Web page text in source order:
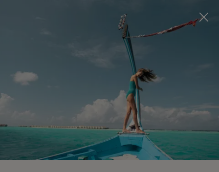
to enhance your experience
and make your visit easier and more comfortable.
JETZT BUCHEN
KOSTENLOSE STORNIERUNG